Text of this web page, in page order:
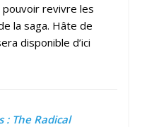
revivre les
la saga. Hâte de
disponible d’ici
: The Radical